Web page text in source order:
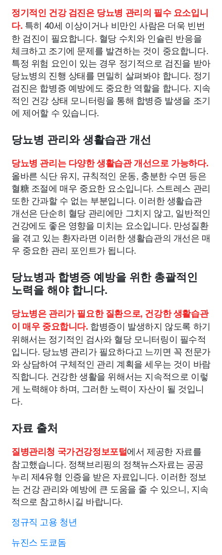
정기적인 건강 검진은 당뇨병 관리의 필수 요소입니
다. 특히 40세 이상이거나 비만인 사람은 더욱 빈번
한 검진이 필요합니다. 혈당 수치와 인슐린 반응을
체크하고 조기에 문제를 발견하는 것이 중요합니다.
특정 위험 요인이 있는 경우 정기적으로 검진을 받아
당뇨병의 진행 상태를 면밀히 살펴봐야 합니다. 정기
검진은 합병증 예방에도 중요한 역할을 합니다. 지속
적인 건강 상태 모니터링을 통해 합병증 발생을 조기
에 제어할 수 있습니다.
당뇨병 관리와 생활습관 개선
당뇨병 관리는 다양한 생활습관 개선으로 가능하다.
올바른 식단 유지, 규칙적인 운동, 충분한 수면 등은
혈糖 조절에 매우 중요한 요소입니다. 스트레스 관리
또한 간과할 수 없는 부분입니다. 이러한 생활습관
개선은 단순히 혈당 관리에만 그치지 않고, 일반적인
건강에도 좋은 영향을 미치는 요소입니다. 만성질환
을 겪고 있는 환자라면 이러한 생활습관의 개선은 매
우 중요한 관리 포인트가 됩니다.
당뇨병과 합병증 예방을 위한 총괄적인
노력을 해야 합니다.
당뇨병은 관리가 필요한 질환으로, 건강한 생활습관
이 매우 중요합니다. 합병증이 발생하지 않도록 하기
위해서는 정기적인 검사와 혈당 모니터링이 필수적
입니다. 당뇨병 관리가 필요하다고 느끼면 꼭 전문가
와 상담하여 구체적인 관리 계획을 세우는 것이 바람
직합니다. 건강한 생활을 위해서는 지속적으로 이렇
게 노력해야 하며, 그러한 노력이 자산이 될 것입니
다.
자료 출처
질병관리청 국가건강정보포털에서 제공한 자료를
참고했습니다. 정책브리핑의 정책뉴스자료는 공공
누리 제4유형 인증을 받은 자료입니다. 이러한 정보
는 건강 관리와 예방에 큰 도움을 줄 수 있으니, 지속
적으로 참고하시길 바랍니다.
정규직 고용 청년
뉴진스 도쿄돔